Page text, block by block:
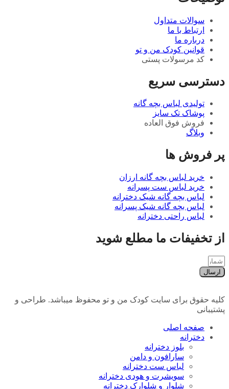
سوالات متداول
ارتباط با ما
درباره ما
قوانین کودک من و تو
کد مرسولات پستی
دسترسی سریع
تولیدی لباس بچه گانه
پوشاک تک سایز
فروش فوق العاده
وبلاگ
پر فروش ها
خرید لباس بچه گانه ارزان
خرید لباس ست پسرانه
لباس بچه گانه شیک دخترانه
لباس بچه گانه شیک پسرانه
لباس راحتی دخترانه
از تخفیفات ما مطلع شوید
ارسال
کلیه حقوق برای سایت کودک من و تو محفوظ میباشد. طراحی و
پشتیبانی
صفحه اصلی
دخترانه
بلوز دخترانه
سارافون و دامن
لباس ست دخترانه
سویشرت و هودی دخترانه
شلوار و شلوارک دخترانه